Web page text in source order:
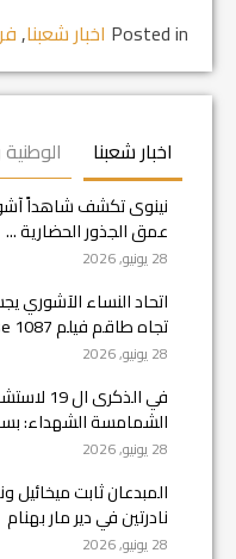
Posted in اخبار شعبنا,
اخبار شعبنا
نينوى تكشف شاهداً
عمق الجذور الحضارية ...
28 يونيو, 2026
اتحاد النساء الآشوري
تجاه طاقم فيلم Case 1087
28 يونيو, 2026
في
الشمامسة الشهداء:
28 يونيو, 2026
المبدعان ثابت ميخائيل
نادرتين في دير مار بهنام
28 يونيو, 2026